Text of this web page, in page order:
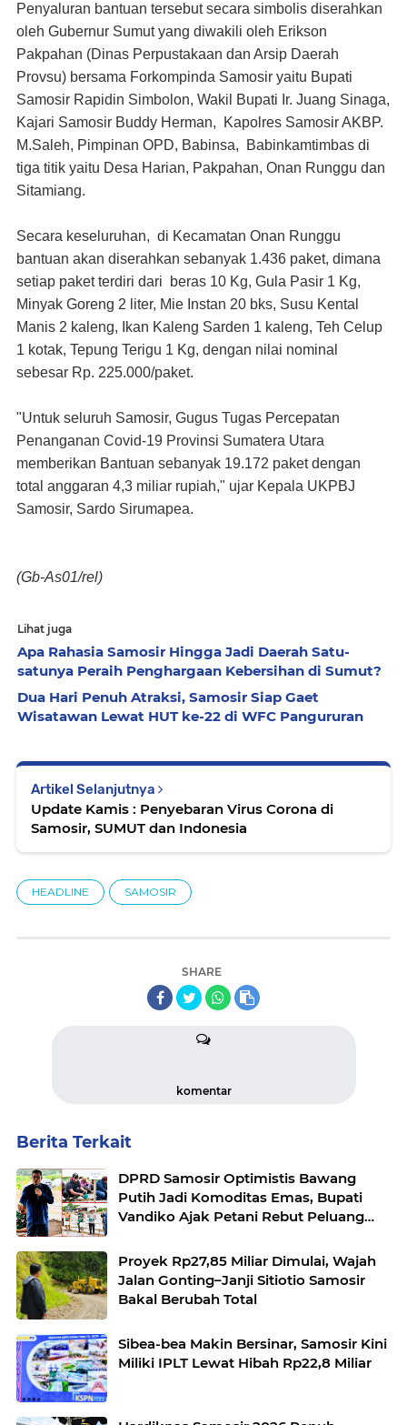
Penyaluran bantuan tersebut secara simbolis diserahkan
oleh Gubernur Sumut yang diwakili oleh Erikson
Pakpahan (Dinas Perpustakaan dan Arsip Daerah
Provsu) bersama Forkompinda Samosir yaitu Bupati
Samosir Rapidin Simbolon, Wakil Bupati Ir. Juang Sinaga,
Kajari Samosir Buddy Herman, Kapolres Samosir AKBP.
M.Saleh, Pimpinan OPD, Babinsa, Babinkamtimbas di
tiga titik yaitu Desa Harian, Pakpahan, Onan Runggu dan
Sitamiang.
Secara keseluruhan, di Kecamatan Onan Runggu
bantuan akan diserahkan sebanyak 1.436 paket, dimana
setiap paket terdiri dari beras 10 Kg, Gula Pasir 1 Kg,
Minyak Goreng 2 liter, Mie Instan 20 bks, Susu Kental
Manis 2 kaleng, Ikan Kaleng Sarden 1 kaleng, Teh Celup
1 kotak, Tepung Terigu 1 Kg, dengan nilai nominal
sebesar Rp. 225.000/paket.
"Untuk seluruh Samosir, Gugus Tugas Percepatan
Penanganan Covid-19 Provinsi Sumatera Utara
memberikan Bantuan sebanyak 19.172 paket dengan
total anggaran 4,3 miliar rupiah," ujar Kepala UKPBJ
Samosir, Sardo Sirumapea.
(Gb-As01/rel)
Lihat juga
Apa Rahasia Samosir Hingga Jadi Daerah Satu-
satunya Peraih Penghargaan Kebersihan di Sumut?
Dua Hari Penuh Atraksi, Samosir Siap Gaet
Wisatawan Lewat HUT ke-22 di WFC Pangururan
Artikel Selanjutnya
Update Kamis : Penyebaran Virus Corona di
Samosir, SUMUT dan Indonesia
HEADLINE SAMOSIR
SHARE
komentar
Berita Terkait
DPRD Samosir Optimistis Bawang
Putih Jadi Komoditas Emas, Bupati
Vandiko Ajak Petani Rebut Peluang
Proyek Rp27,85 Miliar Dimulai, Wajah
Jalan Gonting–Janji Sitiotio Samosir
Bakal Berubah Total
Sibea-bea Makin Bersinar, Samosir Kini
Miliki IPLT Lewat Hibah Rp22,8 Miliar